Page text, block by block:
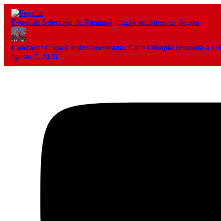
Fepafut: Selección de Panamá jugará amistoso en Japón
Concacaf Copa Centroamericana: Club Olimpia remonta a
agosto 7, 2026